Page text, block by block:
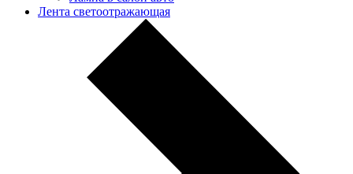
Лента светоотражающая